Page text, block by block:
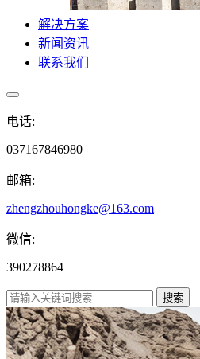
解决方案
新闻资讯
联系我们
电话:
037167846980
邮箱:
zhengzhouhongke@163.com
微信:
390278864
搜索